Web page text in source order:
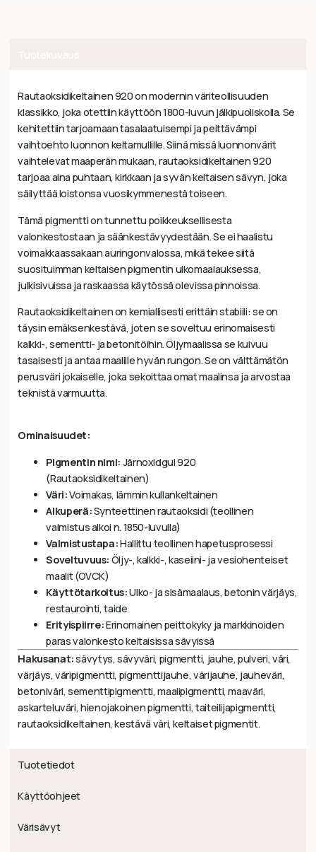
Rautaoksidikeltainen 920 on modernin väriteollisuuden
klassikko, joka otettiin käyttöön 1800-luvun jälkipuoliskolla. Se
kehitettiin tarjoamaan tasalaatuisempi ja peittävämpi
vaihtoehto luonnon keltamullille. Siinä missä luonnonvärit
vaihtelevat maaperän mukaan, rautaoksidikeltainen 920
tarjoaa aina puhtaan, kirkkaan ja syvän keltaisen sävyn, joka
säilyttää loistonsa vuosikymmenestä toiseen.
Tämä pigmentti on tunnettu poikkeuksellisesta
valonkestostaan ja säänkestävyydestään. Se ei haalistu
voimakkaassakaan auringonvalossa, mikä tekee siitä
suosituimman keltaisen pigmentin ulkomaalauksessa,
julkisivuissa ja raskaassa käytössä olevissa pinnoissa.
Rautaoksidikeltainen on kemiallisesti erittäin stabiili: se on
täysin emäksenkestävä, joten se soveltuu erinomaisesti
kalkki-, sementti- ja betonitöihin. Öljymaalissa se kuivuu
tasaisesti ja antaa maalille hyvän rungon. Se on välttämätön
perusväri jokaiselle, joka sekoittaa omat maalinsa ja arvostaa
teknistä varmuutta.
Ominaisuudet:
Pigmentin nimi: Järnoxidgul 920
(Rautaoksidikeltainen)
Väri:Voimakas, lämmin kullankeltainen
Alkuperä:Synteettinen rautaoksidi (teollinen
valmistus alkoi n. 1850-luvulla)
Valmistustapa:Hallittu teollinen hapetusprosessi
Soveltuvuus: Öljy-, kalkki-, kaseiini- ja vesiohenteiset
maalit (OVCK)
Käyttötarkoitus:Ulko- ja sisämaalaus, betonin värjäys,
restaurointi, taide
Erityispiirre:Erinomainen peittokyky ja markkinoiden
paras valonkesto keltaisissa sävyissä
Hakusanat:sävytys, sävyväri, pigmentti, jauhe, pulveri, väri,
värjäys, väripigmentti, pigmenttijauhe, värijauhe, jauheväri,
betoniväri, sementtipigmentti, maalipigmentti, maaväri,
askarteluväri, hienojakoinen pigmentti, taiteilijapigmentti,
rautaoksidikeltainen, kestävä väri, keltaiset pigmentit.
Tuotetiedot
Käyttöohjeet
Värisävyt